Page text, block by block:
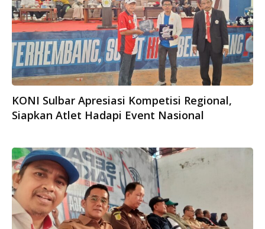
KONI Sulbar Apresiasi Kompetisi Regional,
Siapkan Atlet Hadapi Event Nasional